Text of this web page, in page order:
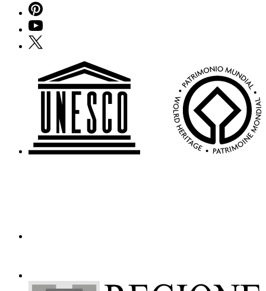
Pinterest
YouTube
X